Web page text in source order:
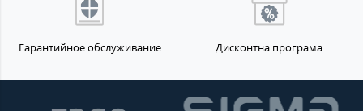
Гарантийное обслуживание Дисконтна програма